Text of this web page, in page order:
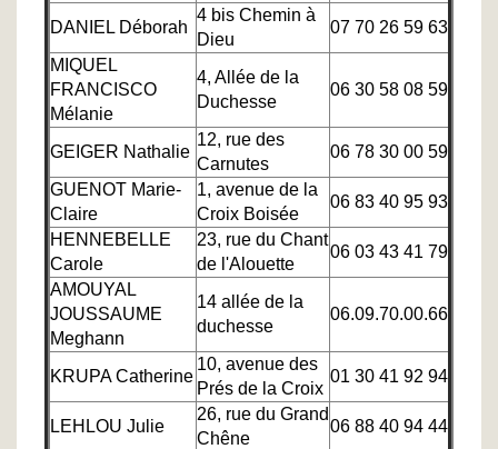
DANIEL Déborah
4 bis Chemin à
Dieu
07 70 26 59 63
MIQUEL
FRANCISCO
Mélanie
4, Allée de la
Duchesse
06 30 58 08 59
GEIGER Nathalie
12, rue des
Carnutes
06 78 30 00 59
GUENOT Marie-
Claire
1, avenue de la
Croix Boisée
06 83 40 95 93
HENNEBELLE
Carole
23, rue du Chant
de l'Alouette
06 03 43 41 79
AMOUYAL
JOUSSAUME
Meghann
14 allée de la
duchesse
06.09.70.00.66
KRUPA Catherine
10, avenue des
Prés de la Croix
01 30 41 92 94
LEHLOU Julie
26, rue du Grand
Chêne
06 88 40 94 44